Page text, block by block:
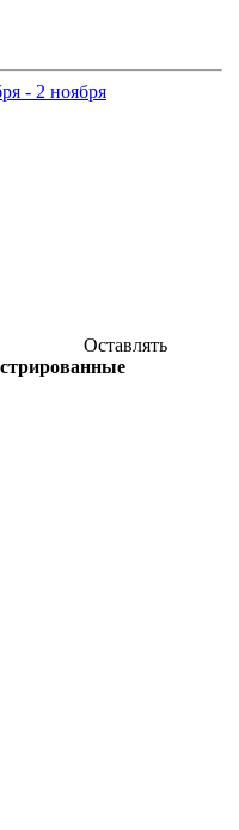
- 2 ноября
Оставлять